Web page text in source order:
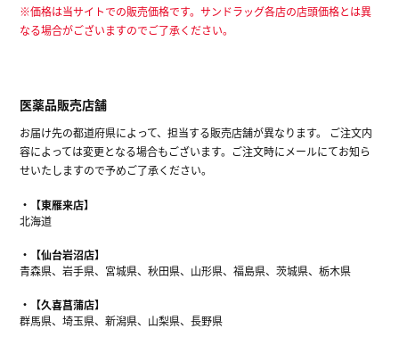
※価格は当サイトでの販売価格です。サンドラッグ各店の店頭価格とは異
なる場合がございますのでご了承ください。
医薬品販売店舗
お届け先の都道府県によって、担当する販売店舗が異なります。 ご注文内
容によっては変更となる場合もございます。ご注文時にメールにてお知ら
せいたしますので予めご了承ください。
【東雁来店】
北海道
【仙台岩沼店】
青森県、岩手県、宮城県、秋田県、山形県、福島県、茨城県、栃木県
【久喜菖蒲店】
群馬県、埼玉県、新潟県、山梨県、長野県